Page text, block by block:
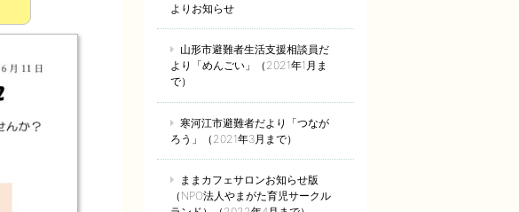
よりお知らせ
山形市避難者生活支援相談員だ
より「めんごい」（2021年1月ま
で）
寒河江市避難者だより「つなが
ろう」（2021年3月まで）
ままカフェサロンお知らせ版
（NPO法人やまがた育児サークル